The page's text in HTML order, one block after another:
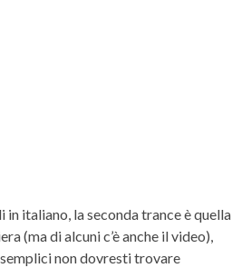
italiano, la seconda trance è quella
(ma di alcuni c’è anche il video),
non dovresti trovare